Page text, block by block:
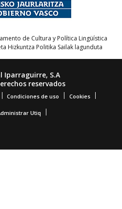
de Cultura y Política Lingüística
Hizkuntza Politika Sailak lagunduta
Iparraguirre, S.A
reservados
Condiciones de uso Cookies
Utiq